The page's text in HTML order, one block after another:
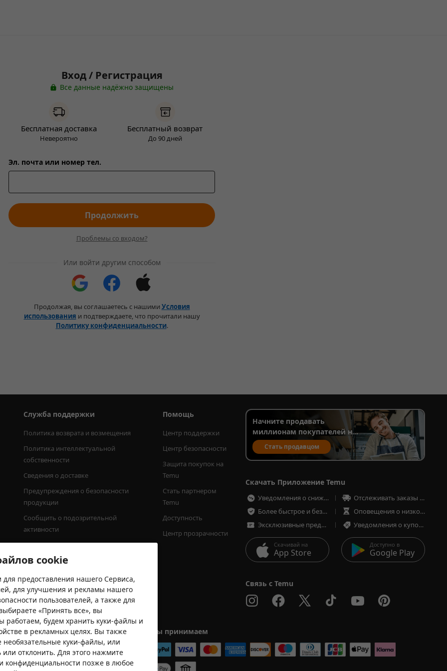
Вход / Регистрация
Все данные надёжно защищены
Бесплатная доставка
Невероятно
Бесплатный возврат
До 90 дней
Эл. почта или номер тел.
Продолжить
Проблемы со входом?
Или войти другим способом
Продолжая, вы соглашаетесь с нашими Условия
использования и подтверждаете, что прочитали нашу
Политику конфиденциальности.
Служба поддержки
Политика возврата и возмещения
Политика интеллектуальной
собственности
Сведения о доставке
Предупреждения о безопасности
продукции
Сообщить о подозрительной
активности
Минимальная сумма заказа
Помощь
Центр поддержки
Центр безопасности
Защита покупок на
Temu
Стать партнером
Temu
Доступность
Центр прозрачности
Начните продавать
миллионам покупателей на
TemuСтать продавцом
Скачать Приложение Temu
Уведомления о снижении цен
Отслеживать заказы в любое время
Более быстрое и безопасное оформление заказа
Оповещения о низком запасе товаров
Эксклюзивные предложения
Уведомления о купонах и предложениях
Скачивай на
App Store
Доступно в
Google Play
Связь с Temu
Мы принимаем
cookie
предоставления нашего Сервиса,
для улучшения и рекламы нашего
пользователей, а также для
«Принять все», вы
будем хранить куки-файлы и
в рекламных целях. Вы также
необязательные куки-файлы, или
отклонить. Для этого нажмите
конфиденциальности позже в любое